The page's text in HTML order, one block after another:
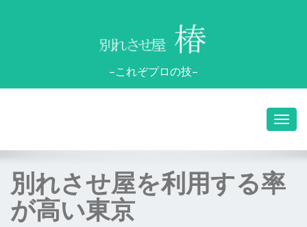
–これぞプロの技–
別れさせ屋を利用する率
が高い東京